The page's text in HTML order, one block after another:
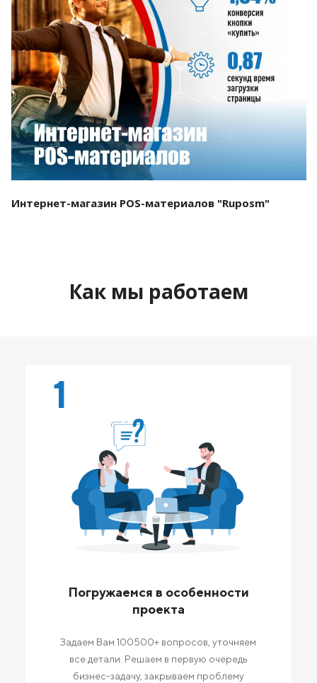
Смотреть проект
Интернет-магазин POS-материалов "Ruposm"
Как мы работаем
1
Погружаемся в особенности
проекта
Задаем Вам 100500+ вопросов, уточняем
все детали. Решаем в первую очередь
бизнес-задачу, закрываем проблему